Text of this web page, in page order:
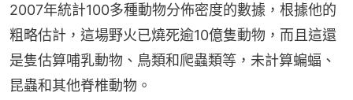
2007年統計100多種動物分佈密度的數據，根據他的
粗略估計，這場野火已燒死逾10億隻動物，而且這還
是隻估算哺乳動物、鳥類和爬蟲類等，未計算蝙蝠、
昆蟲和其他脊椎動物。